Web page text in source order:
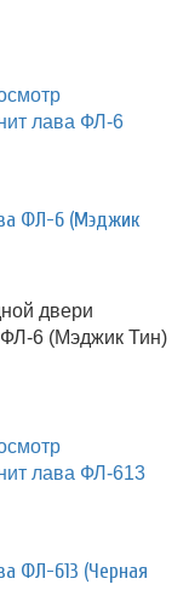
ФЛ-6 (Мэджик
двери
6 (Мэджик Тин)
ФЛ-613 (Черная